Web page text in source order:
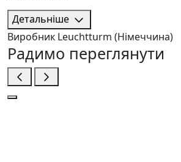
Детальніше
Виробник Leuchtturm (Німеччина)
Радимо переглянути